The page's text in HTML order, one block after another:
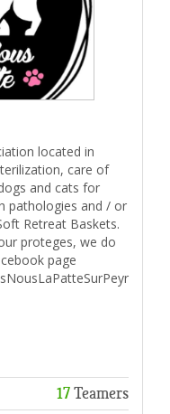
located in
care of
and cats for
pathologies and / or
Retreat Baskets.
proteges, we do
page
17Teamers